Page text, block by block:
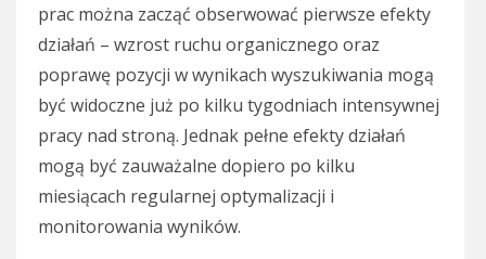
prac można zacząć obserwować pierwsze efekty
działań – wzrost ruchu organicznego oraz
poprawę pozycji w wynikach wyszukiwania mogą
być widoczne już po kilku tygodniach intensywnej
pracy nad stroną. Jednak pełne efekty działań
mogą być zauważalne dopiero po kilku
miesiącach regularnej optymalizacji i
monitorowania wyników.